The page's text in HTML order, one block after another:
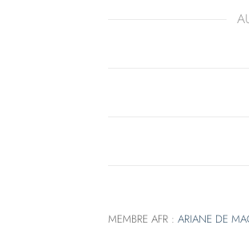
MEMBRE AFR : ARIANE DE